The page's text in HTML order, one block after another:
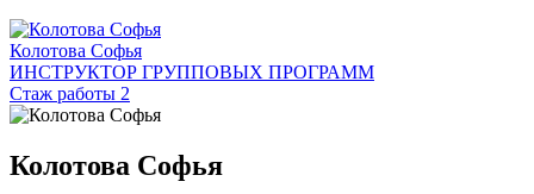
Колотова Софья
ИНСТРУКТОР ГРУППОВЫХ ПРОГРАММ
Стаж работы 2
Колотова Софья